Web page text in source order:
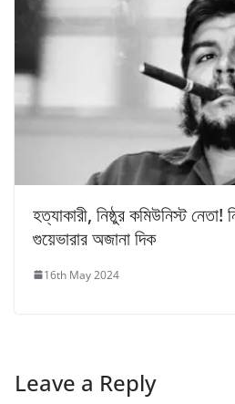
হত্যাকারী, নিষ্ঠুর কমিউনিস্ট নেতা!
গুয়েভারার অজানা দিক
16th May 2024
Leave a Reply